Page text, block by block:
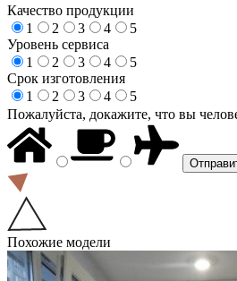
Качество продукции
1
2 3 4
5
Уровень сервиса
1
2 3 4
5
Срок изготовления
1
2 3 4
5
Пожалуйста, докажите, что вы
Похожие модели